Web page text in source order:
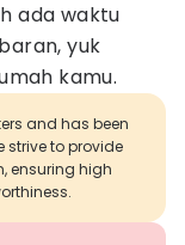
ada waktu
yuk
kamu.
and has been
strive to provide
ensuring high